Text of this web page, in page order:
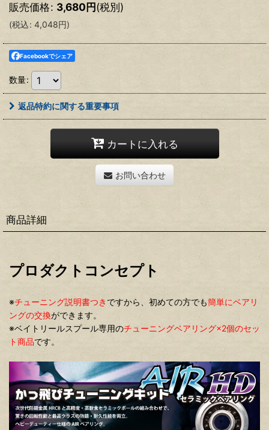
販売価格: 3,680円(税別)
(税込: 4,048円)
Facebookでシェア
数量:
返品特約に関する重要事項
カートに入れる
お問い合わせ
商品詳細
プロダクトコンセプト
※チューニング説明書つき ですから、初めての方でも簡単にベアリ
ングの交換ができます。
※ベイトリールスプール専用のチューニングベアリング×2個のセッ
ト商品です。